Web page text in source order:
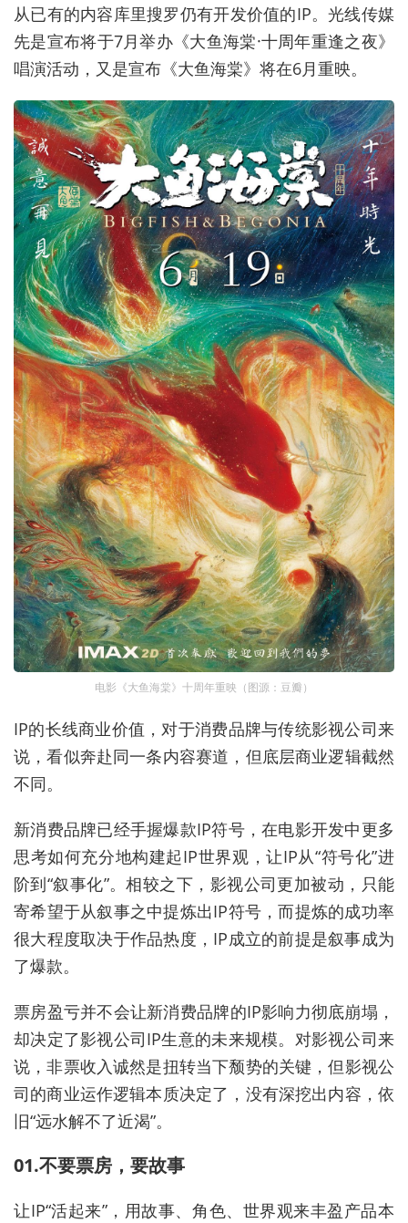
从已有的内容库里搜罗仍有开发价值的IP。光线传媒
先是宣布将于7月举办《大鱼海棠·十周年重逢之夜》
唱演活动，又是宣布《大鱼海棠》将在6月重映。
电影《大鱼海棠》十周年重映（图源：豆瓣）
IP的长线商业价值 ，对于消费品牌与传统影视公司来
说，看似奔赴同一条内容赛道， 但底层商业逻辑截然
不同。
新消费品牌已经手握爆款IP符号，在电影开发中更多
思考如何充分地构建起IP世界观，让IP从“符号化”进
阶到“叙事化”。相较之下，影视公司更加被动，只能
寄希望于从叙事之中提炼出IP符号，而提炼的成功率
很大程度取决于作品热度，IP成立的前提是叙事成为
了爆款。
票房盈亏并不会让新消费品牌的IP影响力彻底崩塌，
却决定了影视公司IP生意的未来规模。 对影视公司来
说，非票收入诚然是扭转当下颓势的关键，但影视公
司的商业运作逻辑本质决定了， 没有深挖出内容，依
旧“远水解不了近渴”。
01.不要票房，要故事
让IP“活起来”，用故事、角色、世界观来丰盈产品本